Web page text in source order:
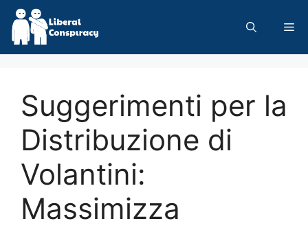
Skip
content
Suggerimenti per la
Distribuzione di
Volantini:
Massimizza